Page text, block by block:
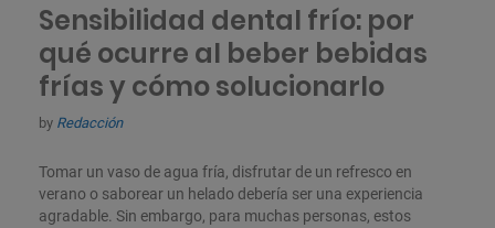
Sensibilidad dental frío: por
qué ocurre al beber bebidas
frías y cómo solucionarlo
by Redacción
Tomar un vaso de agua fría, disfrutar de un refresco en
verano o saborear un helado debería ser una experiencia
agradable. Sin embargo, para muchas personas, estos